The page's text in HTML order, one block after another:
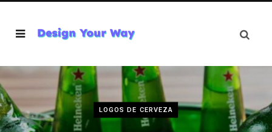
LOGOS DE CERVEZA